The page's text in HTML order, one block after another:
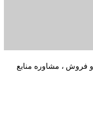
و فروش ، مشاوره منابع